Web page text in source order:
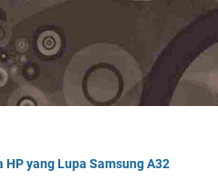
HP yang Lupa Samsung A32